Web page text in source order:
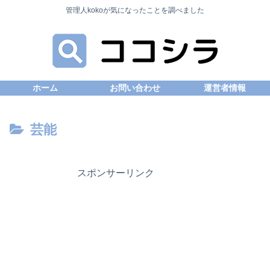
管理人kokoが気になったことを調べました
ホーム お問い合わせ 運営者情報
芸能
スポンサーリンク